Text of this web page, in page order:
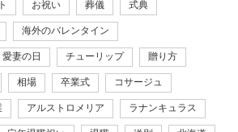
お祝い 葬儀 式典
海外のバレンタイン
愛妻の日 チューリップ 贈り方
相場 卒業式 コサージュ
アルストロメリア ラナンキュラス